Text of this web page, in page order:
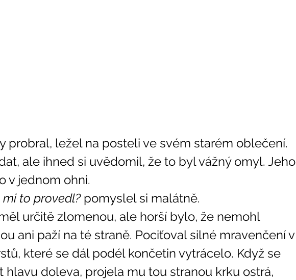
probral, ležel na posteli ve svém starém oblečení.
ale ihned si uvědomil, že to byl vážný omyl. Jeho
v jednom ohni.
mi to provedl? pomyslel si malátně.
ani paží na té straně. Pociťoval silné mravenčení v
které se dál podél končetin vytrácelo. Když se
hlavu doleva, projela mu tou stranou krku ostrá,